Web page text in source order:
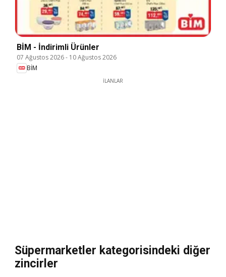
BİM - İndirimli Ürünler
07 Ağustos 2026- 10 Ağustos 2026
BİM
İLANLAR
Süpermarketler kategorisindeki diğer
zincirler